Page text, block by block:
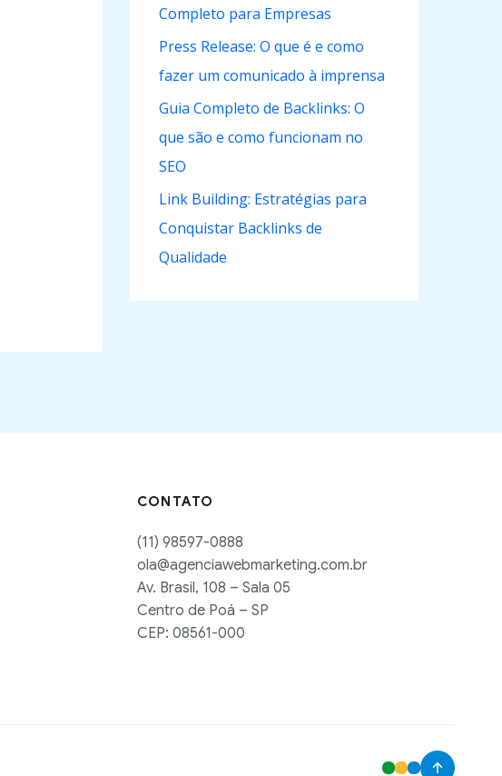
Completo para Empresas
Press Release: O que é e como
fazer um comunicado à imprensa
Guia Completo de Backlinks: O
que são e como funcionam no
SEO
Link Building: Estratégias para
Conquistar Backlinks de
Qualidade
CONTATO
(11) 98597-0888
ola@agenciawebmarketing.com.br
Av. Brasil, 108 – Sala 05
Centro de Poá – SP
CEP: 08561-000